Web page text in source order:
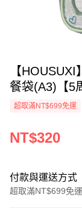
【
餐袋(A3)【5
超取滿NT$699免運
NT$320
付款與運送方式
超取滿NT$699免運